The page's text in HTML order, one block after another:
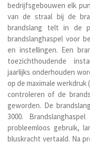
bedrijfsgebouwen elk
van de straal bij de
brandslang telt in de
brandslanghaspel voor
en instellingen. Een
toezichthoudende
jaarlijks onderhouden
op de maximale
controleren of de
geworden. De
3000.
probleemloos gebruik,
bluskracht vertaald. Na